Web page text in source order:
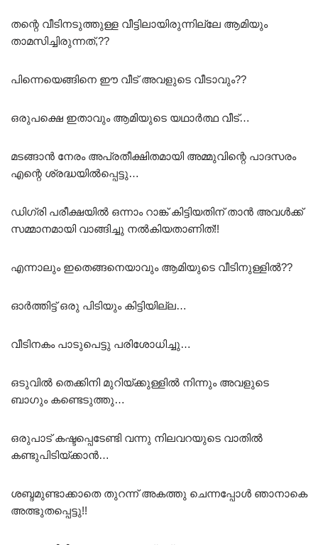
തന്റെ വീടിനടുത്തുള്ള വീട്ടിലായിരുന്നില്ലേ ആമിയും
താമസിച്ചിരുന്നത്,??
പിന്നെയെങ്ങിനെ ഈ വീട് അവളുടെ വീടാവും??
ഒരുപക്ഷെ ഇതാവും ആമിയുടെ യഥാർത്ഥ വീട്…
മടങ്ങാൻ നേരം അപ്രതീക്ഷിതമായി അമ്മുവിന്റെ പാദസരം
എന്റെ ശ്രദ്ധയിൽപ്പെട്ടു…
ഡിഗ്രി പരീക്ഷയിൽ ഒന്നാം റാങ്ക് കിട്ടിയതിന് താൻ അവൾക്ക്
സമ്മാനമായി വാങ്ങിച്ചു നൽകിയതാണിത്!!
എന്നാലും ഇതെങ്ങനെയാവും ആമിയുടെ വീടിനുള്ളിൽ??
ഓർത്തിട്ട് ഒരു പിടിയും കിട്ടിയില്ല…
വീടിനകം പാടുപെട്ടു പരിശോധിച്ചു…
ഒടുവിൽ തെക്കിനി മുറിയ്ക്കുള്ളിൽ നിന്നും അവളുടെ
ബാഗും കണ്ടെടുത്തു…
ഒരുപാട് കഷ്ടപ്പെടേണ്ടി വന്നു നിലവറയുടെ വാതിൽ
കണ്ടുപിടിയ്ക്കാൻ…
ശബ്ദമുണ്ടാക്കാതെ തുറന്ന് അകത്തു ചെന്നപ്പോൾ ഞാനാകെ
അത്ഭുതപ്പെട്ടു!!